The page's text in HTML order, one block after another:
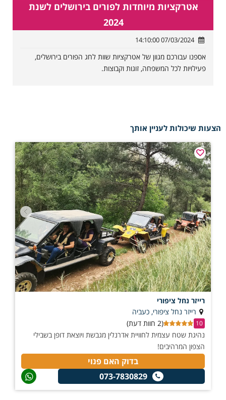
אטרקציות מיוחדות לפורים בירושלים לשנת
2024
07/03/2024 14:10:00
אספנו עבורכם מגוון של אטרקציות שוות לחג הפורים בירושלים,
פעילויות לכל המשפחה, זוגות וקבוצות.
הצעות שיכולות לעניין אותך
רייזר נחל ציפורי
רייזר נחל ציפורי, כעביה
10
(2 חוות דעת)
נהיגת שטח עצמית לחוויית אדרנלין מגבשת ויוצאת דופן בשבילי
הצפון המרהיבים!
בדוק האם פנוי
073-7830829